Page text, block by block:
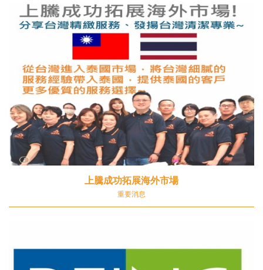
上騰成功拓展海外市場
重要消息